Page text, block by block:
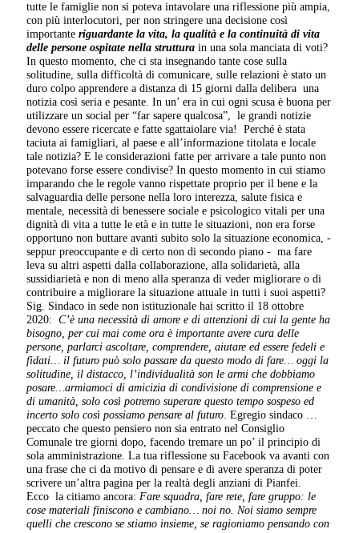
tutte le famiglie non si poteva intavolare una riflessione più ampia,
con più interlocutori, per non stringere una decisione così
importanteriguardante la vita, la qualità e la continuità di vita
delle persone ospitate nella struttura in una sola manciata di voti?
In questo momento, che ci sta insegnando tante cose sulla
solitudine, sulla difficoltà di comunicare, sulle relazioni è stato un
duro colpo apprendere a distanza di 15 giorni dalla delibera una
notizia così seria e pesante. In un’ era in cui ogni scusa è buona per
utilizzare un social per “far sapere qualcosa”, le grandi notizie
devono essere ricercate e fatte sgattaiolare via! Perché è stata
taciuta ai famigliari, al paese e all’informazione titolata e locale
tale notizia? E le considerazioni fatte per arrivare a tale punto non
potevano forse essere condivise? In questo momento in cui stiamo
imparando che le regole vanno rispettate proprio per il bene e la
salvaguardia delle persone nella loro interezza, salute fisica e
mentale, necessità di benessere sociale e psicologico vitali per una
dignità di vita a tutte le età e in tutte le situazioni, non era forse
opportuno non buttare avanti subito solo la situazione economica, -
seppur preoccupante e di certo non di secondo piano - ma fare
leva su altri aspetti dalla collaborazione, alla solidarietà, alla
sussidiarietà e non di meno alla speranza di veder migliorare o di
contribuire a migliorare la situazione attuale in tutti i suoi aspetti?
Sig. Sindaco in sede non istituzionale hai scritto il 18 ottobre
2020:C’è una necessità di amore e di attenzioni di cui la gente ha
bisogno, per cui mai come ora è importante avere cura delle
persone, parlarci ascoltare, comprendere, aiutare ed essere fedeli e
fidati… il futuro può solo passare da questo modo di fare… oggi la
solitudine, il distacco, l’individualità son le armi che dobbiamo
posare…armiamoci di amicizia di condivisione di comprensione e
di umanità, solo così potremo superare questo tempo sospeso ed
incerto solo così possiamo pensare al futuro. Egregio sindaco …
peccato che questo pensiero non sia entrato nel Consiglio
Comunale tre giorni dopo, facendo tremare un po’ il principio di
sola amministrazione. La tua riflessione su Facebook va avanti con
una frase che ci da motivo di pensare e di avere speranza di poter
scrivere un’altra pagina per la realtà degli anziani di Pianfei.
Ecco la citiamo ancora:Fare squadra, fare rete, fare gruppo: le
cose materiali finiscono e cambiano… noi no. Noi siamo sempre
quelli che crescono se stiamo insieme, se ragioniamo pensando con